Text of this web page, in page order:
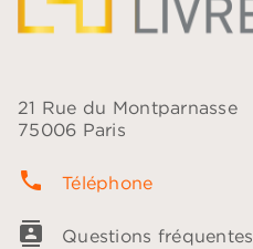
21 Rue du Montparnasse
75006 Paris
phone Téléphone
contacts Questions fréquentes